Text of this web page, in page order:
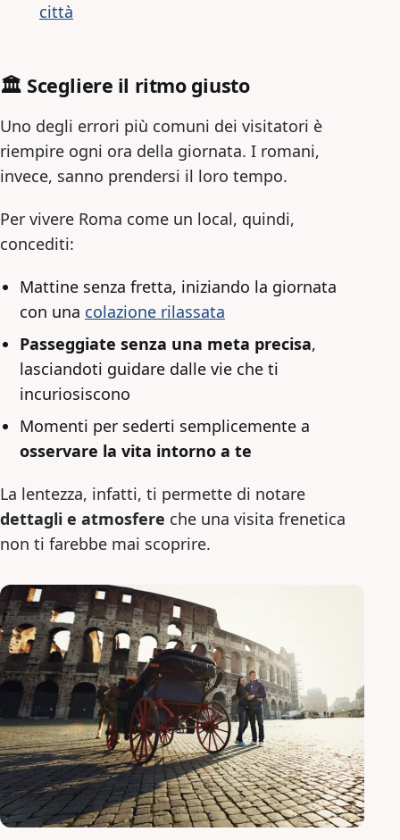
città
🏛 Scegliere il ritmo giusto
Uno degli errori più comuni dei visitatori è
riempire ogni ora della giornata. I romani,
invece, sanno prendersi il loro tempo.
Per vivere Roma come un local, quindi,
concediti:
Mattine senza fretta, iniziando la giornata
con una colazione rilassata
Passeggiate senza una meta precisa,
lasciandoti guidare dalle vie che ti
incuriosiscono
Momenti per sederti semplicemente a
osservare la vita intorno a te
La lentezza, infatti, ti permette di notare
dettagli e atmosfere che una visita frenetica
non ti farebbe mai scoprire.